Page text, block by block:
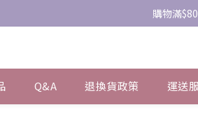
購物滿
Q&A 退換貨政策 運送